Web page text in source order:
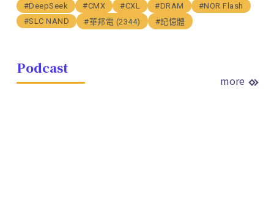
#DeepSeek
#CMX #CXL #DRAM
#NOR Flash
#SLC NAND
#華邦電 (2344) #記憶體
Podcast
more